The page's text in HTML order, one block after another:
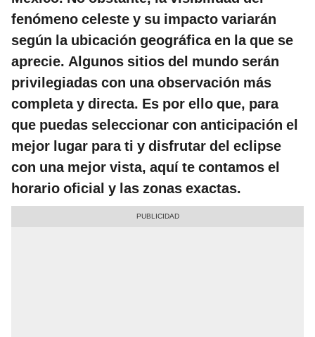
fenómeno celeste y su impacto variarán
según la ubicación geográfica en la que se
aprecie. Algunos sitios del mundo serán
privilegiadas con una observación más
completa y directa. Es por ello que, para
que puedas seleccionar con anticipación el
mejor lugar para ti y disfrutar del eclipse
con una mejor vista, aquí te contamos el
horario oficial y las zonas exactas.